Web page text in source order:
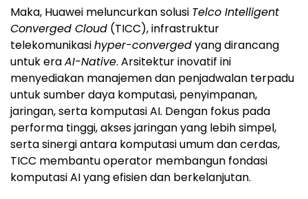
Maka, Huawei meluncurkan solusi Telco Intelligent
Converged Cloud (TICC), infrastruktur
telekomunikasihyper-convergedyang dirancang
untuk eraAI-Native. Arsitektur inovatif ini
menyediakan manajemen dan penjadwalan terpadu
untuk sumber daya komputasi, penyimpanan,
jaringan, serta komputasi AI. Dengan fokus pada
performa tinggi, akses jaringan yang lebih simpel,
serta sinergi antara komputasi umum dan cerdas,
TICC membantu operator membangun fondasi
komputasi AI yang efisien dan berkelanjutan.